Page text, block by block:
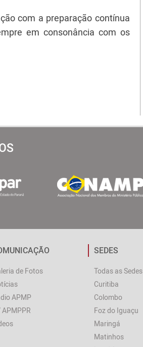
com a preparação contínua
em consonância com os
de Fotos
APMP
APMPPR
SEDES
Todas as Sedes
Curitiba
Colombo
Foz do Iguaçu
Maringá
Matinhos